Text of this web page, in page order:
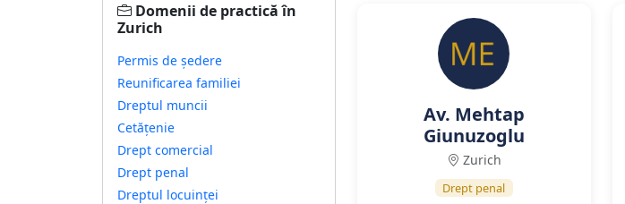
Domenii de practică în
Zurich
Permis de ședere
Reunificarea familiei
Dreptul muncii
Cetățenie
Drept comercial
Drept penal
Dreptul locuinței
Av. Mehtap
Giunuzoglu
Zurich
Drept penal